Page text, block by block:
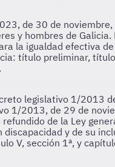
de 30 de noviembre,
y hombres de Galicia.
la igualdad efectiva
título preliminar,
legislativo 1/2013
1/2013, de 29 de
de la Ley
discapacidad y de su
V, sección 1ª, y